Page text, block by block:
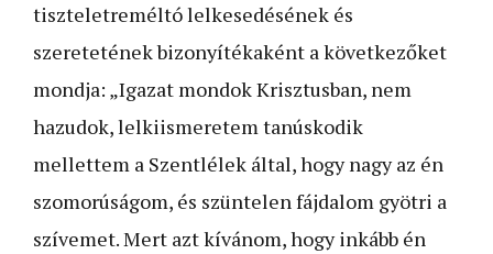
tiszteletreméltó lelkesedésének és
szeretetének bizonyítékaként a következőket
mondja: „Igazat mondok Krisztusban, nem
hazudok, lelkiismeretem tanúskodik
mellettem a Szentlélek által, hogy nagy az én
szomorúságom, és szüntelen fájdalom gyötri a
szívemet. Mert azt kívánom, hogy inkább én